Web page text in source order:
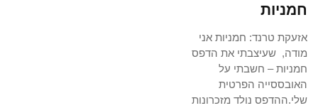
חמניות
אזעקת טרנד: חמניות אני
מודה, שעיצבתי את הדפס
חמניות – חשבתי על
האובססייה הפרטית
שלי.ההדפס נולד מזכרונות